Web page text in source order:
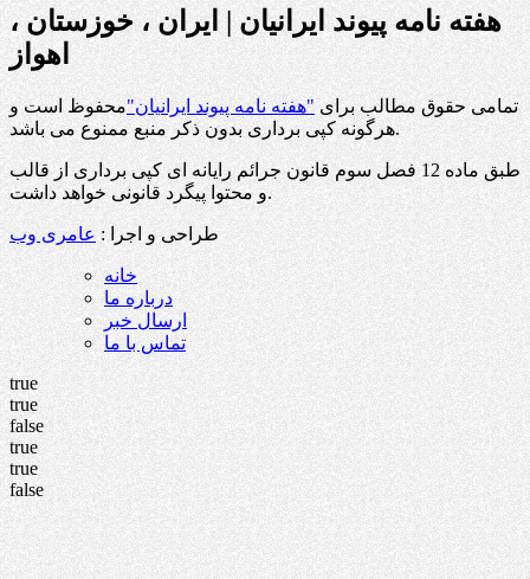
هفته نامه پیوند ایرانیان | ایران ، خوزستان ،
اهواز
تمامی حقوق مطالب برای "هفته نامه پیوند ایرانیان"محفوظ است و
هرگونه کپی برداری بدون ذکر منبع ممنوع می باشد.
طبق ماده 12 فصل سوم قانون جرائم رایانه ای کپی برداری از قالب
و محتوا پیگرد قانونی خواهد داشت.
طراحی و اجرا : عامری وب
خانه
درباره ما
ارسال خبر
تماس با ما
true
true
false
true
true
false